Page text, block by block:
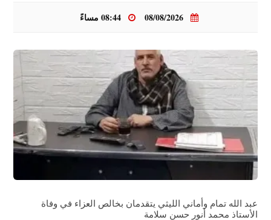
عبد الله تمام وأماني الليثي يتقدمان بخالص العزاء في وفاة
الأستاذ محمد أنور حسن سلامة